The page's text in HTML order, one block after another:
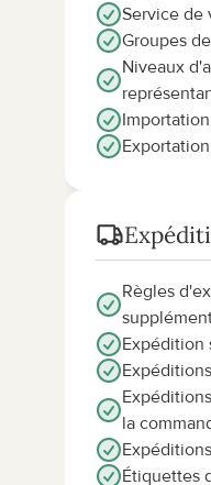
Service de
Groupes
Niveaux
Règles
Expédition
la
Étiquettes